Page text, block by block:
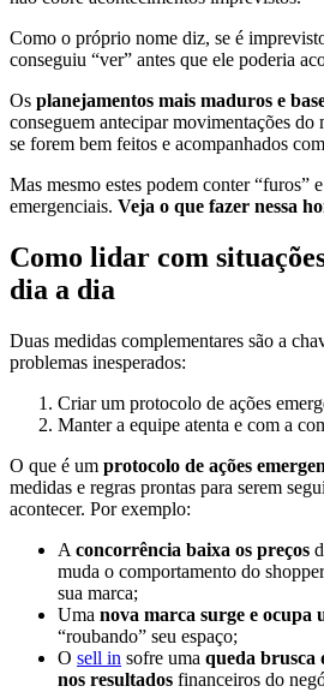
Como o próprio nome diz, se é
conseguiu “ver” antes que ele poderia
Os planejamentos mais maduros e
conseguem antecipar movimentações do
se forem bem feitos e acompanhados
Mas mesmo estes podem conter “furos”
emergenciais. Veja o que fazer nessa
Como lidar com
dia a dia
Duas medidas complementares são a
problemas inesperados:
Criar um protocolo de ações
Manter a equipe atenta e com a
O que é um protocolo de ações
medidas e regras prontas para serem
acontecer. Por exemplo:
A concorrência baixa os preços
muda o comportamento do
sua marca;
Uma nova marca surge e ocupa
“roubando” seu espaço;
O sell in sofre uma queda brusca
nos resultados financeiros do